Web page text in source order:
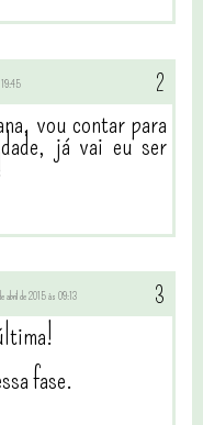
19:45
vou contar para
já vai eu ser
abril de 2015 às 09:13
fase.